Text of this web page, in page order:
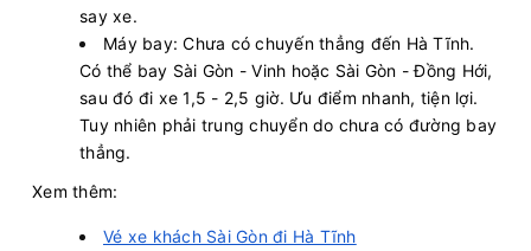
say xe.
Máy bay: Chưa có chuyến thẳng đến Hà Tĩnh.
Có thể bay Sài Gòn - Vinh hoặc Sài Gòn - Đồng Hới,
sau đó đi xe 1,5 - 2,5 giờ. Ưu điểm nhanh, tiện lợi.
Tuy nhiên phải trung chuyển do chưa có đường bay
thẳng.
Xem thêm:
Vé xe khách Sài Gòn đi Hà Tĩnh